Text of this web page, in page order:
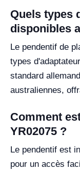
Quels types
disponibles
Le pendentif de
types
standard
australiennes,
Comment
YR02075 ?
Le pendentif est
pour un accès